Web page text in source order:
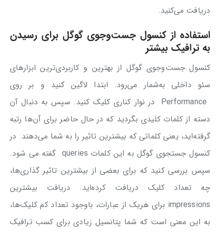
دریافت می‌کنید.
استفاده از کنسول جست‌وجوی گوگل برای رسیدن
به ترافیک بیشتر
کنسول جست‌وجوی گوگل از بهترین و کاربردی‌ترین ابزارهای
سئو داخلی به‌شمار می‌رود. ابتدا لاگین کنید و بر روی
Performance در نوار کناری کلیک کنید. سپس به دنبال آن
دسته از کلمات کلیدی بگردید که در حال حاضر برای آن‌ها رتبه
گرفته‌اید، یعنی کلماتی که بیشترین تاثیر را به شما می‌دهند. در
کنسول جستجوی گوگل به این کلمات queries گفته می شود.
سپس بررسی کنید که برای بعضی از بیشترین تاثیر گذاری‌ها،
چه تعداد کلیک دریافت کرده‌اید. دریافت بیشترین
impressions برای هریک از عبارات، باوجود تعداد کم کلیک‌ها،
به این معنی است که شما پتانسیل زیادی برای کسب ترافیک